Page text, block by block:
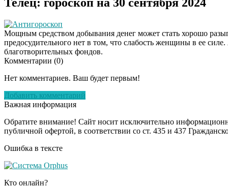
Антигороскоп
Мощным средством добывания денег может стать хорошо
предосудительного нет в том, что слабость женщины в ее
благотворительных фондов.
Комментарии (0)
Нет комментариев. Ваш будет первым!
Добавить комментарий
Важная информация
Обратите внимание! Сайт носит исключительно
публичной офертой, в соответствии со ст. 435 и 437
Ошибка в тексте
Кто онлайн?